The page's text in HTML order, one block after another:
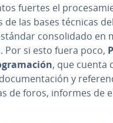
fuertes el
las bases técnicas del
co­n­so­li­da­do en
Por si esto fuera poco,
, que
y
de foros, informes de